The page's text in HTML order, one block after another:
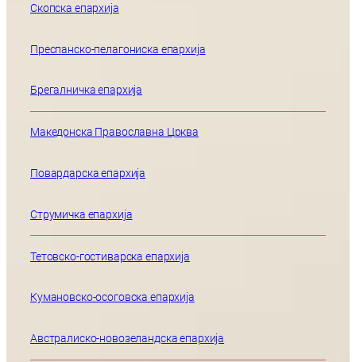
Скопска епархија
Преспанско-пелагониска епархија
Брегалничка епархија
Македонска Православна Црква
Повардарска епархија
Струмичка епархија
Тетовско-гостиварска епархија
Кумановско-осоговска епархија
Австралиско-новозеландска епархија